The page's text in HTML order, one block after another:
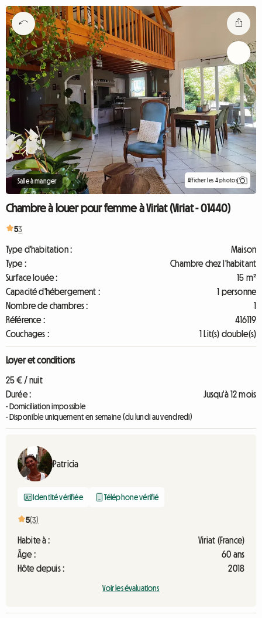
Salle à manger Afficher les 4 photos
Chambre à louer pour femme à Viriat (Viriat - 01440)
53
Type d'habitation :
Maison
Type :
Chambre chez l'habitant
Surface louée :
15 m²
Capacité d'hébergement :
1 personne
Nombre de chambres :
1
Référence :
416119
Couchages :
1 Lit(s) double(s)
Loyer et conditions
25 € / nuit
Durée :
Jusqu'à 12 mois
- Domiciliation impossible
- Disponible uniquement en semaine (du lundi au vendredi)
Patricia
Identité vérifiée Téléphone vérifié
5(3)
Habite à :
Viriat (France)
Âge :
60 ans
Hôte depuis :
2018
Voir les évaluations